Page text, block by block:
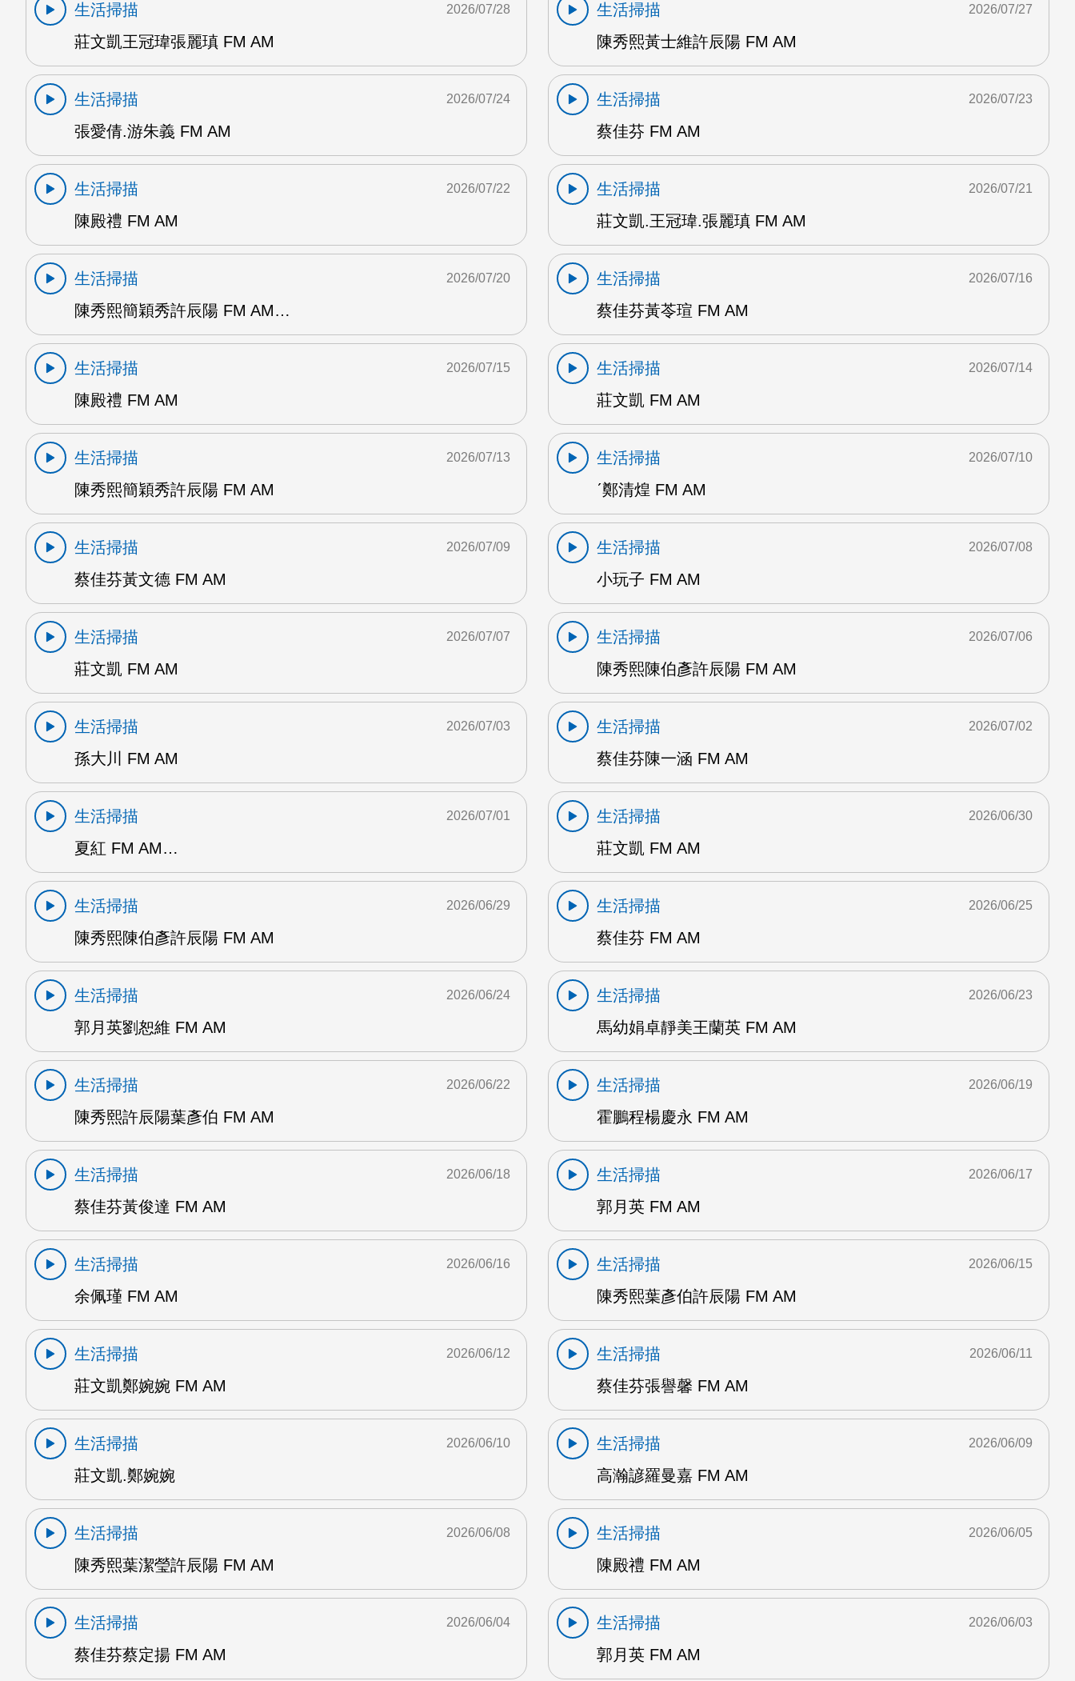
生活掃描
莊文凱王冠瑋張麗瑱 FM AM
2026/07/28
生活掃描
陳秀熙黃士維許辰陽 FM AM
2026/07/27
生活掃描
張愛倩.游朱義 FM AM
2026/07/24
生活掃描
蔡佳芬 FM AM
2026/07/23
生活掃描
陳殿禮 FM AM
2026/07/22
生活掃描
莊文凱.王冠瑋.張麗瑱 FM AM
2026/07/21
生活掃描
陳秀熙簡穎秀許辰陽 FM AM…
2026/07/20
生活掃描
蔡佳芬黃苓瑄 FM AM
2026/07/16
生活掃描
陳殿禮 FM AM
2026/07/15
生活掃描
莊文凱 FM AM
2026/07/14
生活掃描
陳秀熙簡穎秀許辰陽 FM AM
2026/07/13
生活掃描
ˊ鄭清煌 FM AM
2026/07/10
生活掃描
蔡佳芬黃文德 FM AM
2026/07/09
生活掃描
小玩子 FM AM
2026/07/08
生活掃描
莊文凱 FM AM
2026/07/07
生活掃描
陳秀熙陳伯彥許辰陽 FM AM
2026/07/06
生活掃描
孫大川 FM AM
2026/07/03
生活掃描
蔡佳芬陳一涵 FM AM
2026/07/02
生活掃描
夏紅 FM AM…
2026/07/01
生活掃描
莊文凱 FM AM
2026/06/30
生活掃描
陳秀熙陳伯彥許辰陽 FM AM
2026/06/29
生活掃描
蔡佳芬 FM AM
2026/06/25
生活掃描
郭月英劉恕維 FM AM
2026/06/24
生活掃描
馬幼娟卓靜美王蘭英 FM AM
2026/06/23
生活掃描
陳秀熙許辰陽葉彥伯 FM AM
2026/06/22
生活掃描
霍鵬程楊慶永 FM AM
2026/06/19
生活掃描
蔡佳芬黃俊達 FM AM
2026/06/18
生活掃描
郭月英 FM AM
2026/06/17
生活掃描
余佩瑾 FM AM
2026/06/16
生活掃描
陳秀熙葉彥伯許辰陽 FM AM
2026/06/15
生活掃描
莊文凱鄭婉婉 FM AM
2026/06/12
生活掃描
蔡佳芬張譽馨 FM AM
2026/06/11
生活掃描
莊文凱.鄭婉婉
2026/06/10
生活掃描
高瀚諺羅曼嘉 FM AM
2026/06/09
生活掃描
陳秀熙葉潔瑩許辰陽 FM AM
2026/06/08
生活掃描
陳殿禮 FM AM
2026/06/05
生活掃描
蔡佳芬蔡定揚 FM AM
2026/06/04
生活掃描
郭月英 FM AM
2026/06/03